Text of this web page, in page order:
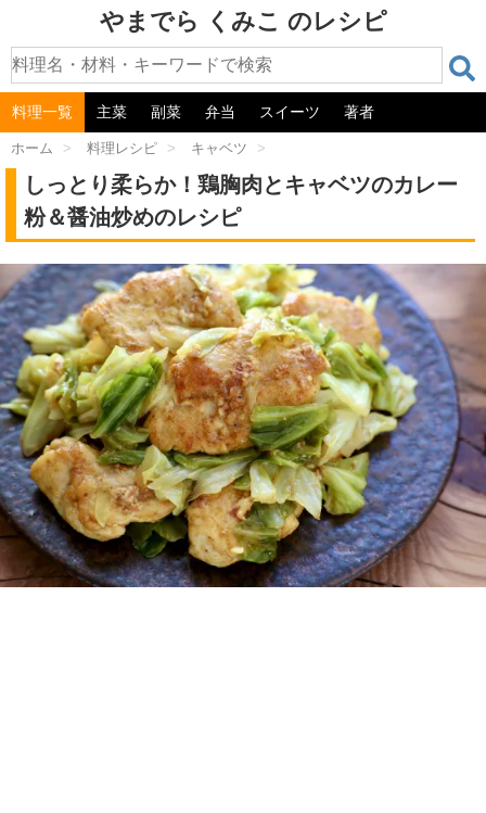
やまでら くみこ のレシピ
料理一覧 主菜 副菜 弁当 スイーツ 著者
ホーム > 料理レシピ > キャベツ >
しっとり柔らか！鶏胸肉とキャベツのカレー
粉＆醤油炒めのレシピ